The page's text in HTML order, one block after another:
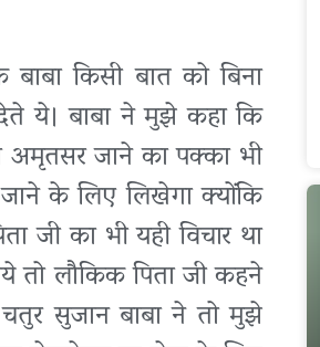
किसी बात को बिना
ये। बाबा ने मुझे कहा कि
अमृतसर जाने का पक्का भी
के लिए लिखेगा क्योंकि
जी का भी यही विचार था
तो लौकिक पिता जी कहने
सुजान बाबा ने तो मुझे